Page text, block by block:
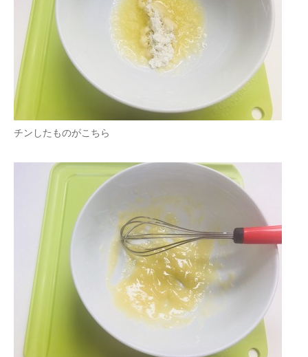
チンしたものがこちら